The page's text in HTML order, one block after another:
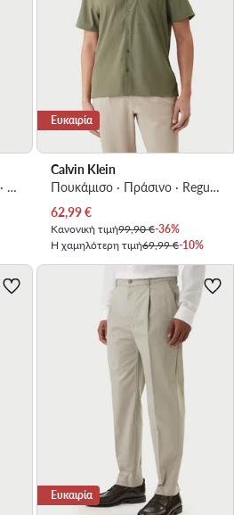
Πουκάμισο · Σκούρο μπλε · Regular Fit
Ευκαιρία
Calvin Klein
Πουκάμισο · Πράσινο · Regular Fit
Τρέχουσα τιμή
62,99€
Κανονική τιμή99,90 €-36%
Η χαμηλότερη τιμή69,99 €-10%
Ευκαιρία